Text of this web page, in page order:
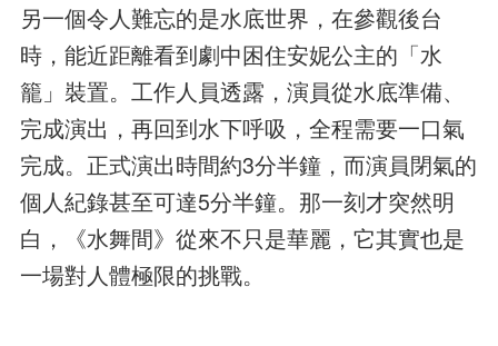
另一個令人難忘的是水底世界，在參觀後台
時，能近距離看到劇中困住安妮公主的「水
籠」裝置。工作人員透露，演員從水底準備、
完成演出，再回到水下呼吸，全程需要一口氣
完成。正式演出時間約3分半鐘，而演員閉氣的
個人紀錄甚至可達5分半鐘。那一刻才突然明
白，《水舞間》從來不只是華麗，它其實也是
一場對人體極限的挑戰。